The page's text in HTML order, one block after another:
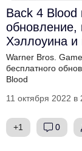
Back 4 Blood
обновление,
Хэллоуина и
Warner Bros.
бесплатного
Blood
11 октября 2022 в
+1 0